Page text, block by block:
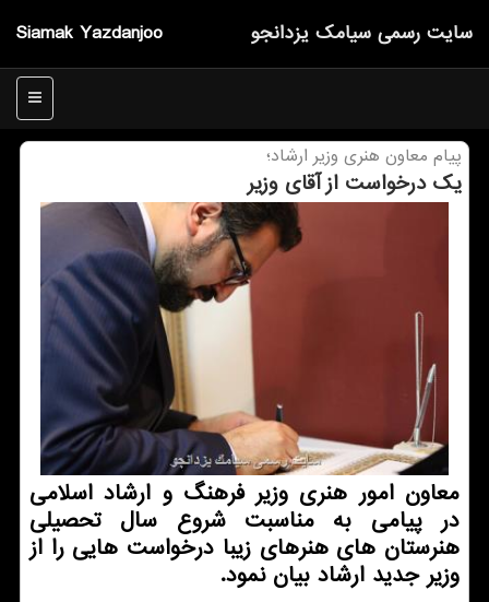
Siamak Yazdanjoo سایت رسمی سیامك یزدانجو
منو
پیام معاون هنری وزیر ارشاد؛
یک درخواست از آقای وزیر
معاون امور هنری وزیر فرهنگ و ارشاد اسلامی
در پیامی به مناسبت شروع سال تحصیلی
هنرستان های هنرهای زیبا درخواست هایی را از
وزیر جدید ارشاد بیان نمود.